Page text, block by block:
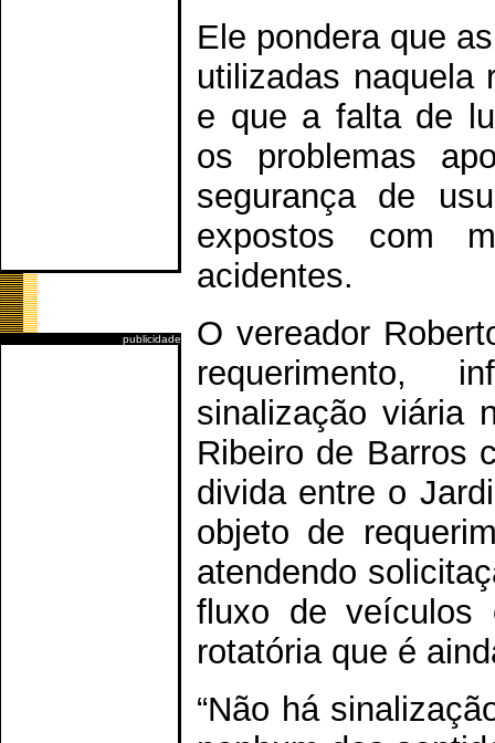
publicidade
Ele pondera que
utilizadas naquela
e que a falta de
os problemas
segurança de
expostos com
acidentes.
O vereador
requerimento,
sinalização viária
Ribeiro de Barros
divida entre o
objeto de
atendendo
fluxo de veículos
rotatória que é
“Não há